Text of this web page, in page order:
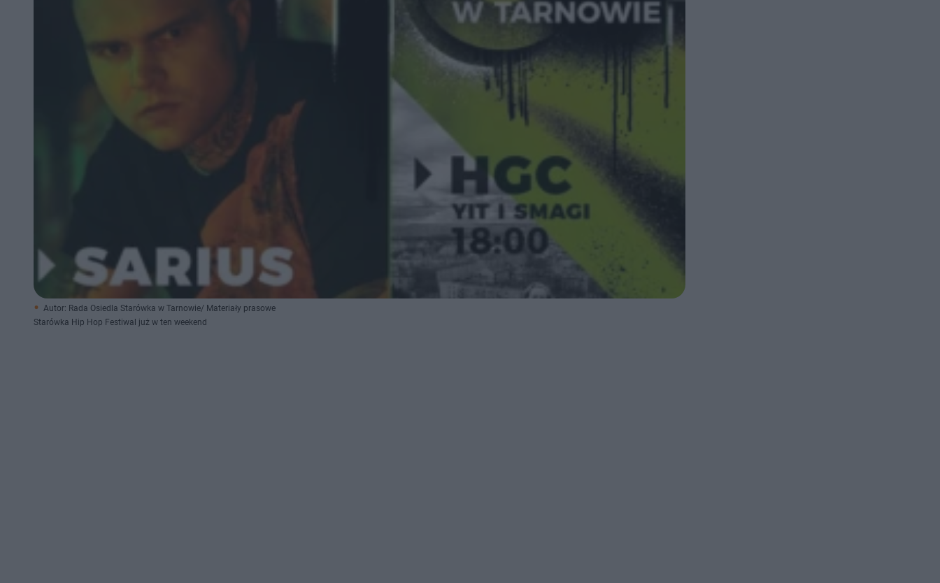
Autor: Rada Osiedla Starówka w Tarnowie/ Materiały prasowe
Starówka Hip Hop Festiwal już w ten weekend